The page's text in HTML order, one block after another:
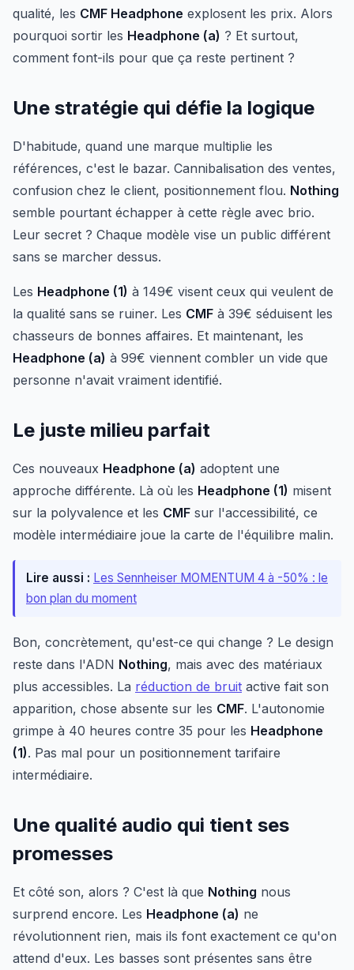
qualité, les CMF Headphone explosent les prix. Alors
pourquoi sortir les Headphone (a) ? Et surtout,
comment font-ils pour que ça reste pertinent ?
Une stratégie qui défie la logique
D'habitude, quand une marque multiplie les
références, c'est le bazar. Cannibalisation des ventes,
confusion chez le client, positionnement flou. Nothing
semble pourtant échapper à cette règle avec brio.
Leur secret ? Chaque modèle vise un public différent
sans se marcher dessus.
Les Headphone (1) à 149€ visent ceux qui veulent de
la qualité sans se ruiner. Les CMF à 39€ séduisent les
chasseurs de bonnes affaires. Et maintenant, les
Headphone (a) à 99€ viennent combler un vide que
personne n'avait vraiment identifié.
Le juste milieu parfait
Ces nouveaux Headphone (a) adoptent une
approche différente. Là où les Headphone (1) misent
sur la polyvalence et les CMF sur l'accessibilité, ce
modèle intermédiaire joue la carte de l'équilibre malin.
Lire aussi : Les Sennheiser MOMENTUM 4 à -50% : le
bon plan du moment
Bon, concrètement, qu'est-ce qui change ? Le design
reste dans l'ADN Nothing, mais avec des matériaux
plus accessibles. La réduction de bruit active fait son
apparition, chose absente sur les CMF. L'autonomie
grimpe à 40 heures contre 35 pour les Headphone
(1). Pas mal pour un positionnement tarifaire
intermédiaire.
Une qualité audio qui tient ses
promesses
Et côté son, alors ? C'est là que Nothing nous
surprend encore. Les Headphone (a) ne
révolutionnent rien, mais ils font exactement ce qu'on
attend d'eux. Les basses sont présentes sans être